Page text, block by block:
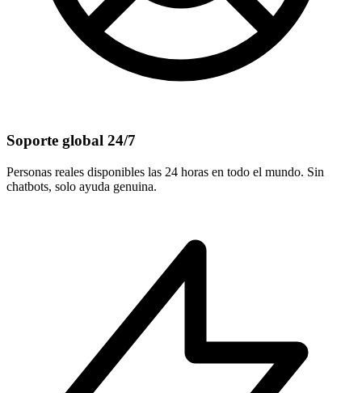
Soporte global 24/7
Personas reales disponibles las 24 horas en todo el mundo. Sin
chatbots, solo ayuda genuina.